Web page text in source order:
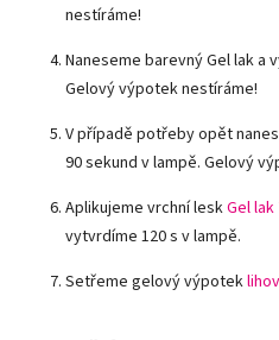
nestíráme!
Naneseme barevný Gel lak a
Gelový výpotek nestíráme!
V případě potřeby opět
90 sekund v lampě. Gelový
Aplikujeme vrchní leskGel
vytvrdíme 120 s v lampě.
Setřeme gelový výpotek